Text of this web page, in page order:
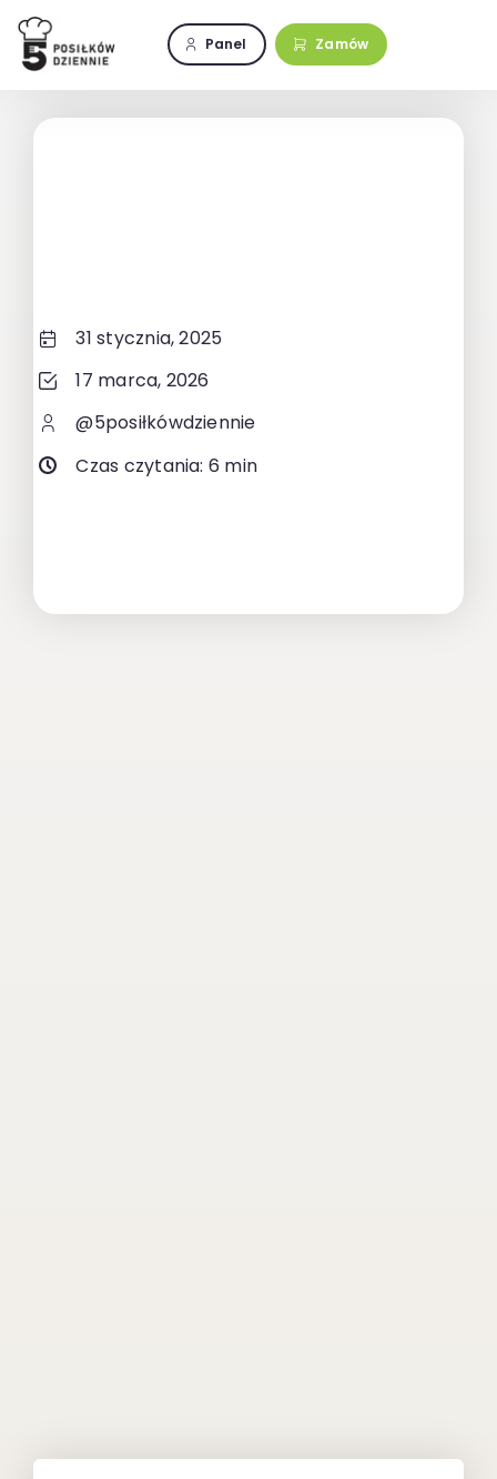
Przejdź
zawartości
Panel Zamów
31 stycznia, 2025
17 marca, 2026
@5posiłkówdziennie
Czas czytania: 6 min